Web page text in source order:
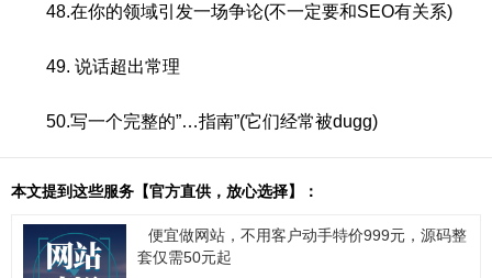
48.在你的领域引发一场争论(不一定要和SEO有关系)
49. 说话超出常理
50.写一个完整的”…指南”(它们经常被dugg)
本文提到这些服务【官方直供，放心选择】：
便宜做网站，不用客户动手特价999元，源码整
套仅需50元起